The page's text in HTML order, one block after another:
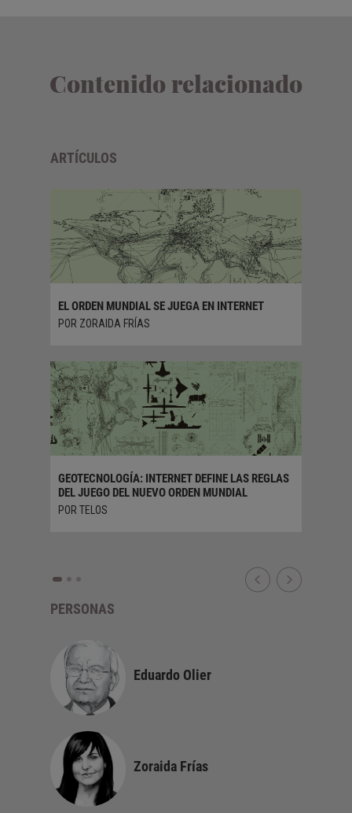
Contenido relacionado
ARTÍCULOS
EL ORDEN MUNDIAL SE JUEGA EN INTERNET
POR ZORAIDA FRÍAS
GEOTECNOLOGÍA: INTERNET DEFINE LAS REGLAS
DEL JUEGO DEL NUEVO ORDEN MUNDIAL
POR TELOS
PERSONAS
Eduardo Olier
Zoraida Frías